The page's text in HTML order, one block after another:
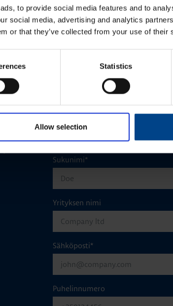
to provide social media features and to
social media, advertising and analytics
or that they’ve collected from your use of their
Statistics
Allow selection
KATSO LISÄÄ ARTIKKELEITA
Etunimi*
Sukunimi*
Yrityksen nimi
Sähköposti*
Puhelinnumero